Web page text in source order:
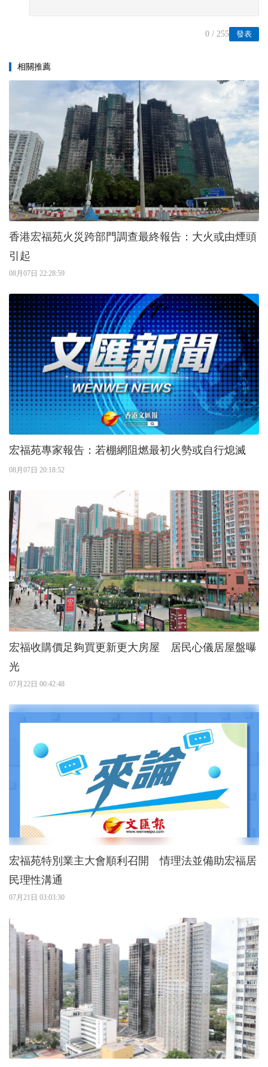
發表
0 / 255
相關推薦
香港宏福苑火災跨部門調查最終報告：大火或由煙頭
引起
08月07日 22:28:59
宏福苑專家報告：若棚網阻燃最初火勢或自行熄滅
08月07日 20:18:52
宏福收購價足夠買更新更大房屋 居民心儀居屋盤曝
光
07月22日 00:42:48
宏福苑特別業主大會順利召開 情理法並備助宏福居
民理性溝通
07月21日 03:03:30